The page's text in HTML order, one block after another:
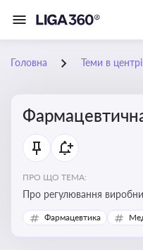
Головна Теми в
ПРО ЩО ТЕМА:
Про регулювання
лікарських засобів для
аптек, з дотриманням
Фармацевтика